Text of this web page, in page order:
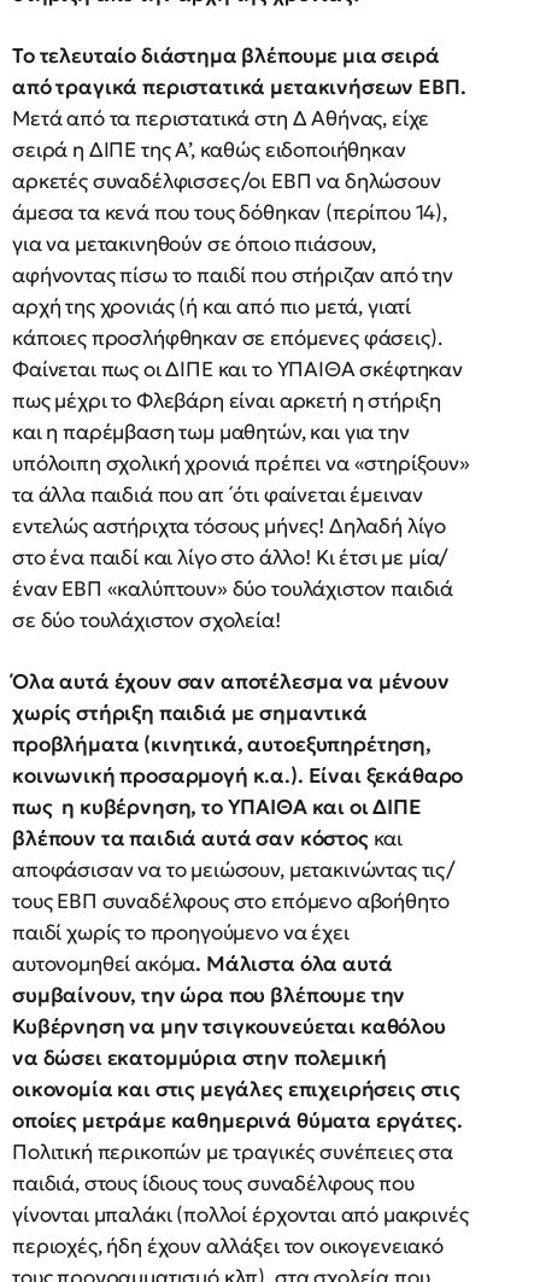
Το τελευταίο διάστημα βλέπουμε μια σειρά
από τραγικά περιστατικά μετακινήσεων ΕΒΠ.
Μετά από τα περιστατικά στη Δ Αθήνας, είχε
σειρά η ΔΙΠΕ της Α’, καθώς ειδοποιήθηκαν
αρκετές συναδέλφισσες/οι ΕΒΠ να δηλώσουν
άμεσα τα κενά που τους δόθηκαν (περίπου 14),
για να μετακινηθούν σε όποιο πιάσουν,
αφήνοντας πίσω το παιδί που στήριζαν από την
αρχή της χρονιάς (ή και από πιο μετά, γιατί
κάποιες προσλήφθηκαν σε επόμενες φάσεις).
Φαίνεται πως οι ΔΙΠΕ και το ΥΠΑΙΘΑ σκέφτηκαν
πως μέχρι το Φλεβάρη είναι αρκετή η στήριξη
και η παρέμβαση τωμ μαθητών, και για την
υπόλοιπη σχολική χρονιά πρέπει να «στηρίξουν»
τα άλλα παιδιά που απ ́ ότι φαίνεται έμειναν
εντελώς αστήριχτα τόσους μήνες! Δηλαδή λίγο
στο ένα παιδί και λίγο στο άλλο! Κι έτσι με μία/
έναν ΕΒΠ «καλύπτουν» δύο τουλάχιστον παιδιά
σε δύο τουλάχιστον σχολεία!
Όλα αυτά έχουν σαν αποτέλεσμα να μένουν
χωρίς στήριξη παιδιά με σημαντικά
προβλήματα (κινητικά, αυτοεξυπηρέτηση,
κοινωνική προσαρμογή κ.α.). Είναι ξεκάθαρο
πως η κυβέρνηση, το ΥΠΑΙΘΑ και οι ΔΙΠΕ
βλέπουν τα παιδιά αυτά σαν κόστοςκαι
αποφάσισαν να το μειώσουν, μετακινώντας τις/
τους ΕΒΠ συναδέλφους στο επόμενο αβοήθητο
παιδί χωρίς το προηγούμενο να έχει
αυτονομηθεί ακόμα. Μάλιστα όλα αυτά
συμβαίνουν, την ώρα που βλέπουμε την
Κυβέρνηση να μην τσιγκουνεύεται καθόλου
να δώσει εκατομμύρια στην πολεμική
οικονομία και στις μεγάλες επιχειρήσεις στις
οποίες μετράμε καθημερινά θύματα εργάτες.
Πολιτική περικοπών με τραγικές συνέπειες στα
παιδιά, στους ίδιους τους συναδέλφους που
γίνονται μπαλάκι (πολλοί έρχονται από μακρινές
περιοχές, ήδη έχουν αλλάξει τον οικογενειακό